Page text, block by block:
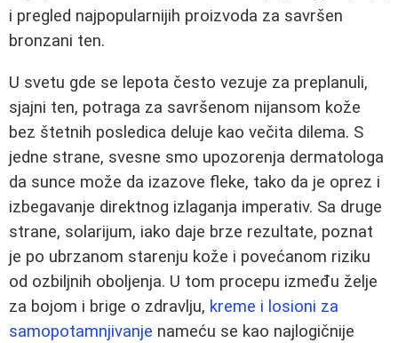
i pregled najpopularnijih proizvoda za savršen
bronzani ten.
U svetu gde se lepota često vezuje za preplanuli,
sjajni ten, potraga za savršenom nijansom kože
bez štetnih posledica deluje kao večita dilema. S
jedne strane, svesne smo upozorenja dermatologa
da sunce može da izazove fleke, tako da je oprez i
izbegavanje direktnog izlaganja imperativ. Sa druge
strane, solarijum, iako daje brze rezultate, poznat
je po ubrzanom starenju kože i povećanom riziku
od ozbiljnih oboljenja. U tom procepu između želje
za bojom i brige o zdravlju, kreme i losioni za
samopotamnjivanje nameću se kao najlogičnije